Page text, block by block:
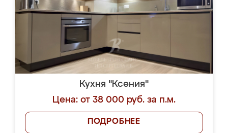
Кухня "Ксения"
Цена: от 38 000 руб. за п.м.
ПОДРОБНЕЕ